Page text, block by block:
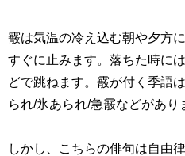
霰は気温の冷え込む朝や夕方
すぐに止みます。落ちた時に
どで跳ねます。霰が付く季語
られ/氷あられ/急霰などがあり
しかし、こちらの俳句は自由